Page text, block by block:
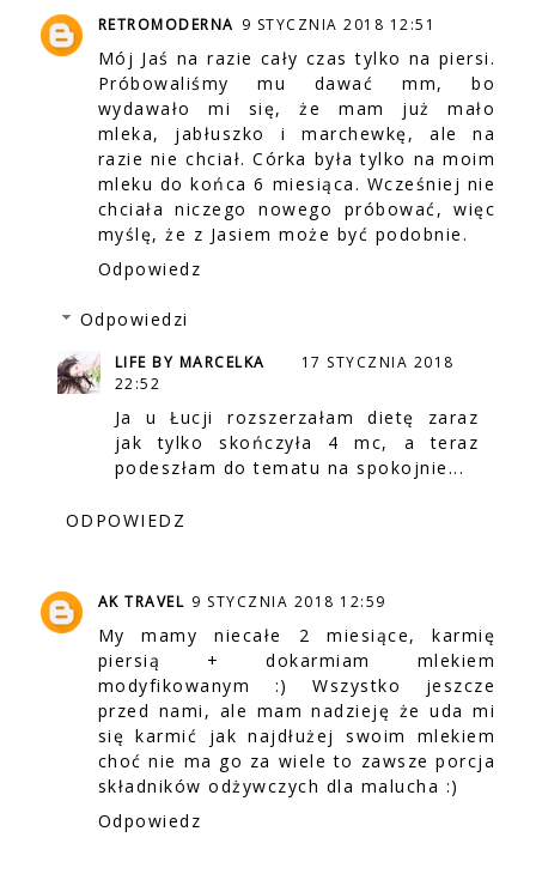
RETROMODERNA 9 STYCZNIA 2018 12:51
Mój Jaś na razie cały czas tylko na piersi.
Próbowaliśmy mu dawać mm, bo
wydawało mi się, że mam już mało
mleka, jabłuszko i marchewkę, ale na
razie nie chciał. Córka była tylko na moim
mleku do końca 6 miesiąca. Wcześniej nie
chciała niczego nowego próbować, więc
myślę, że z Jasiem może być podobnie.
Odpowiedz
Odpowiedzi
LIFE BY MARCELKA
17 STYCZNIA 2018
22:52
Ja u Łucji rozszerzałam dietę zaraz
jak tylko skończyła 4 mc, a teraz
podeszłam do tematu na spokojnie...
ODPOWIEDZ
AK TRAVEL 9 STYCZNIA 2018 12:59
My mamy niecałe 2 miesiące, karmię
piersią + dokarmiam mlekiem
modyfikowanym :) Wszystko jeszcze
przed nami, ale mam nadzieję że uda mi
się karmić jak najdłużej swoim mlekiem
choć nie ma go za wiele to zawsze porcja
składników odżywczych dla malucha :)
Odpowiedz